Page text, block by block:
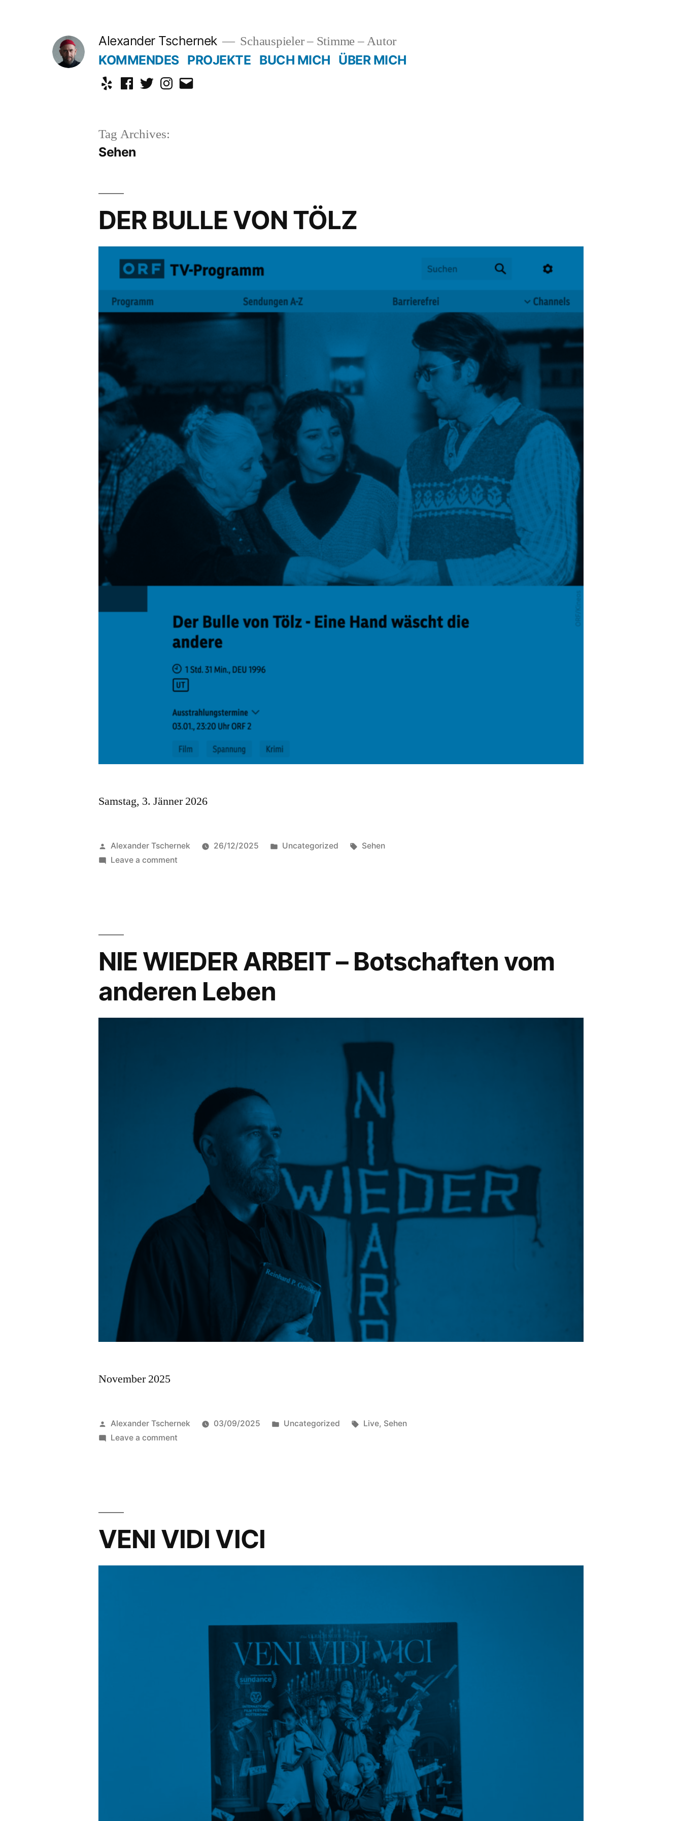
Alexander Tschernek Schauspieler – Stimme – Autor
KOMMENDES PROJEKTE BUCH MICH ÜBER MICH
Yelp Facebook
TwitterInstagram
Email
Tag Archives:
Sehen
DER BULLE VON TÖLZ
Samstag, 3. Jänner 2026
Posted
by
Alexander Tschernek 26/12/2025
Posted
Uncategorized Tags:
Sehen
Leave a comment
NIE WIEDER ARBEIT – Botschaften vom
anderen Leben
November 2025
Posted
by
Alexander Tschernek 03/09/2025
Posted
Uncategorized Tags:
Live, Sehen
Leave a comment
anderen
Leben
VENI VIDI VICI